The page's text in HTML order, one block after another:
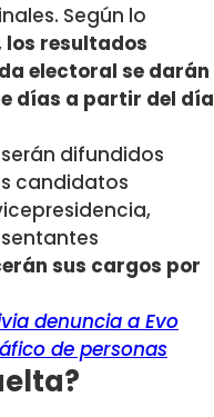
Según lo
los resultados
electoral se darán
días a partir del día
difundidos
candidatos
sus cargos por
denuncia a Evo
de personas